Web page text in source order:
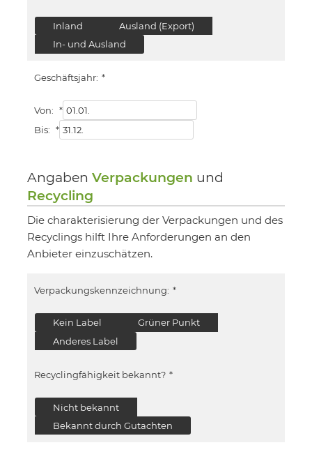
Inland
Ausland (Export)
In- und Ausland
Geschäftsjahr: *
Von: *
Bis: *
Angaben Verpackungen und
Recycling
Die charakterisierung der Verpackungen und des
Recyclings hilft Ihre Anforderungen an den
Anbieter einzuschätzen.
Verpackungskennzeichnung: *
Kein Label
Grüner Punkt
Anderes Label
Recyclingfähigkeit bekannt? *
Nicht bekannt
Bekannt durch Gutachten